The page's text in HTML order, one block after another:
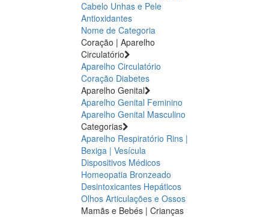
Cabelo Unhas e Pele
Antioxidantes
Nome de Categoria
Coração | Aparelho
Circulatório
Aparelho Circulatório
Coração Diabetes
Aparelho Genital
Aparelho Genital Feminino
Aparelho Genital Masculino
Categorias
Aparelho Respiratório Rins |
Bexiga | Vesícula
Dispositivos Médicos
Homeopatia Bronzeado
Desintoxicantes Hepáticos
Olhos Articulações e Ossos
Mamãs e Bebés | Crianças